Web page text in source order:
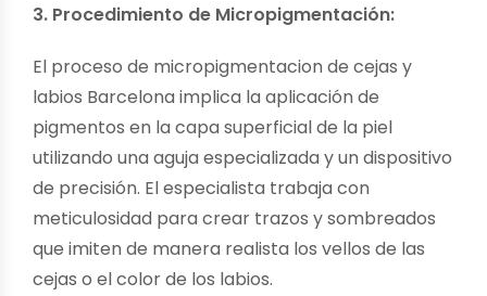
3. Procedimiento de Micropigmentación:
El proceso de micropigmentacion de cejas y
labios Barcelona implica la aplicación de
pigmentos en la capa superficial de la piel
utilizando una aguja especializada y un dispositivo
de precisión. El especialista trabaja con
meticulosidad para crear trazos y sombreados
que imiten de manera realista los vellos de las
cejas o el color de los labios.